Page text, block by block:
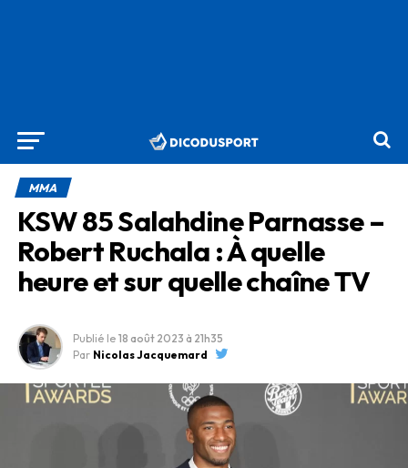
MMA
KSW 85 Salahdine Parnasse –
Robert Ruchala : À quelle
heure et sur quelle chaîne TV
Publié le 18 août 2023 à 21h35
Par Nicolas Jacquemard